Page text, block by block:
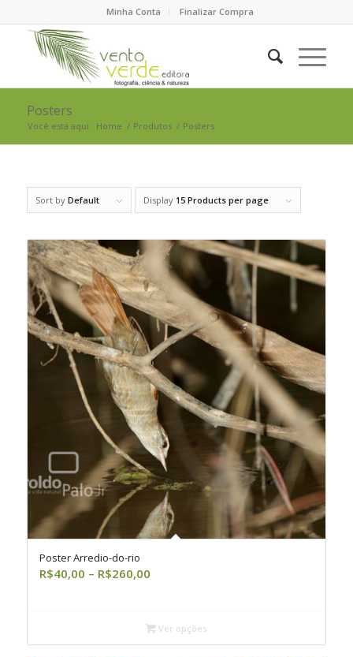
Minha Conta Finalizar Compra
Posters
Você está aqui: Home / Produtos / Posters
Sort by Default Display 15 Products per page
Poster Arredio-do-rio
R$40,00 – R$260,00Faixa
R$40,00
através
Ver opções